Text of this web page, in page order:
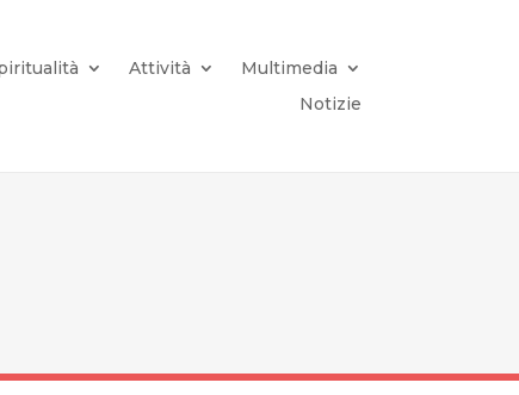
Attività
Multimedia
Notizie